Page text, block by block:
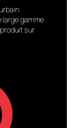
large gamme
sur